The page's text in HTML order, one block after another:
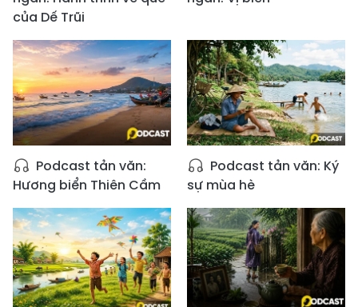
của Dế Trũi
Podcast tản văn:
Hương biển Thiên Cầm
Podcast tản văn: Ký
sự mùa hè